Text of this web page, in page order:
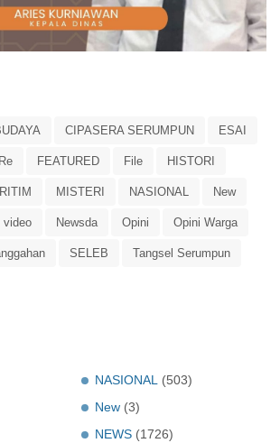
CIPASERA SERUMPUN ESAI
FEATURED File HISTORI
MISTERI NASIONAL New
video Newsda Opini Opini Warga
SELEB Tangsel Serumpun
NASIONAL
(503)
New (3)
NEWS (1726)